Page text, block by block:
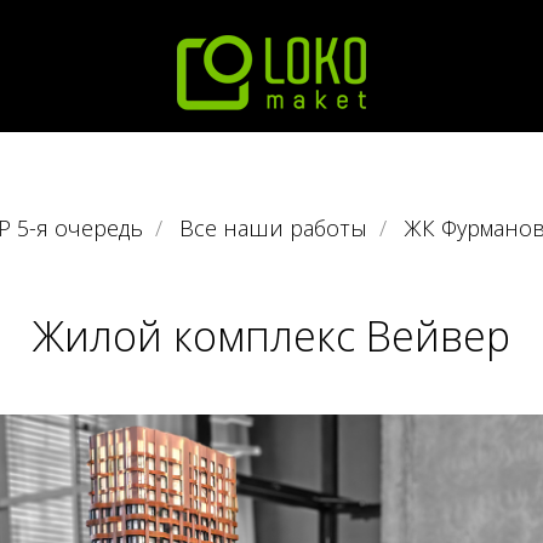
5-я очередь / Все наши работы / ЖК
Жилой комплекс Вейвер